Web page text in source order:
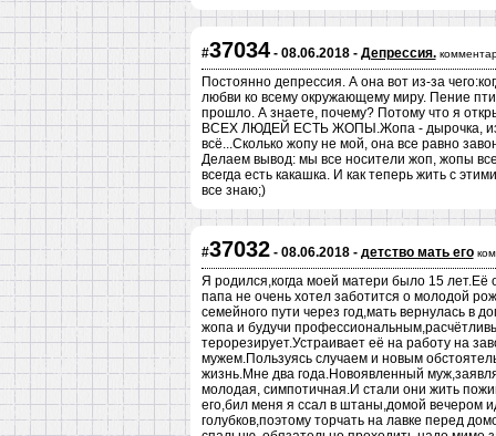
#37034- 08.06.2018 - Депрессия.
Постоянно депрессия. А она вот из-за
любви ко всему окружающему миру. Пение
прошло. А знаете, почему? Потому что я
ВСЕХ ЛЮДЕЙ ЕСТЬ ЖОПЫ.Жопа - дырочка, из
всё...Сколько жопу не мой, она все равно
Делаем вывод: мы все носители жоп, жопы
всегда есть какашка. И как теперь жить с
все знаю;)
#37032- 08.06.2018 - детство мать его
Я родился,когда моей матери было 15 лет.Её
папа не очень хотел заботится о молодой
семейного пути через год,мать вернулась в
жопа и будучи
терорезирует.Устраивает её на работу на
мужем.Пользуясь случаем и новым
жизнь.Мне два года.Новоявленный
молодая, симпотичная.И стали они жить
его,бил меня я ссал в штаны,домой вечером
голубков,поэтому торчать на лавке перед